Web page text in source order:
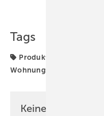
Tags
Produkte
Wohnungsstation
Keine Zeit? Kein